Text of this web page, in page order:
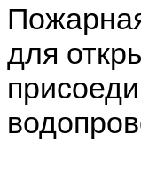
для